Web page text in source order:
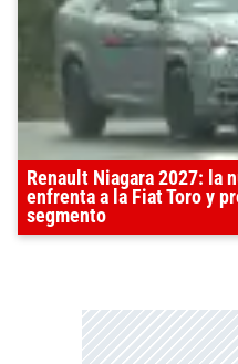
Renault Niagara 2027: la
enfrenta a la Fiat Toro y
segmento